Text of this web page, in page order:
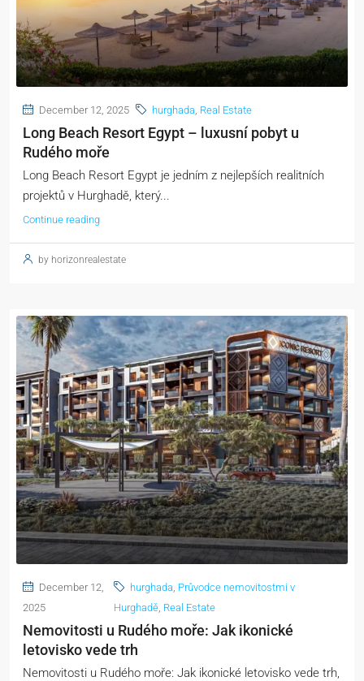
December 12, 2025 hurghada Real Estate
Long Beach Resort Egypt – luxusní pobyt u
Rudého moře
Long Beach Resort Egypt je jedním z nejlepších realitních
projektů v Hurghadě, který...
Continue reading
by horizonrealestate
December 12,
2025
hurghada Průvodce nemovitostmi v
Hurghadě Real Estate
Nemovitosti u Rudého moře: Jak ikonické
letovisko vede trh
Nemovitosti u Rudého moře: Jak ikonické letovisko vede trh,